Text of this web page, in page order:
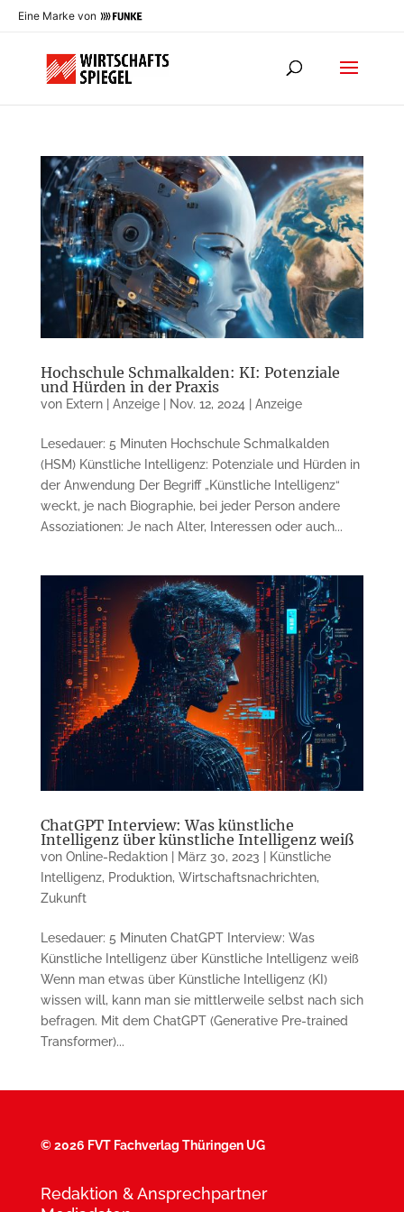
Eine Marke von
Hochschule Schmalkalden: KI: Potenziale
und Hürden in der Praxis
von Extern | Anzeige| Nov. 12, 2024 | Anzeige
Lesedauer: 5 Minuten Hochschule Schmalkalden
(HSM) Künstliche Intelligenz: Potenziale und Hürden in
der Anwendung Der Begriff „Künstliche Intelligenz“
weckt, je nach Biographie, bei jeder Person andere
Assoziationen: Je nach Alter, Interessen oder auch...
ChatGPT Interview: Was künstliche
Intelligenz über künstliche Intelligenz weiß
von Online-Redaktion| März 30, 2023 | Künstliche
Intelligenz, Produktion, Wirtschaftsnachrichten,
Zukunft
Lesedauer: 5 Minuten ChatGPT Interview: Was
Künstliche Intelligenz über Künstliche Intelligenz weiß
Wenn man etwas über Künstliche Intelligenz (KI)
wissen will, kann man sie mittlerweile selbst nach sich
befragen. Mit dem ChatGPT (Generative Pre-trained
Transformer)...
©2026 FVT Fachverlag Thüringen UG
Redaktion & Ansprechpartner